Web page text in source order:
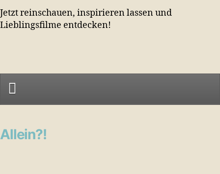
Jetzt reinschauen, inspirieren lassen und
Lieblingsfilme entdecken!
Allein?!